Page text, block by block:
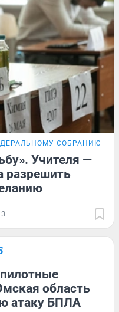
СОБРАНИЮ
Учителя —
разрешить
3
область
атаку БПЛА